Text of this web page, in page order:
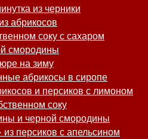
из черники
абрикосов
соку с сахаром
смородины
на зиму
абрикосы в сиропе
и персиков с лимоном
соку
и черной смородины
персиков с апельсином